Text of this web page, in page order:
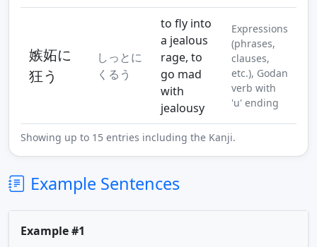
嫉妬に
狂う
しっとに
くるう
to fly into
a jealous
rage, to
go mad
with
jealousy
Expressions
(phrases,
clauses,
etc.), Godan
verb with
'u' ending
Showing up to 15 entries including the Kanji.
Example Sentences
Example #1